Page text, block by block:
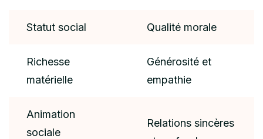
Statut social Qualité morale
Richesse
matérielle
Générosité et
empathie
Animation
sociale
Relations sincères